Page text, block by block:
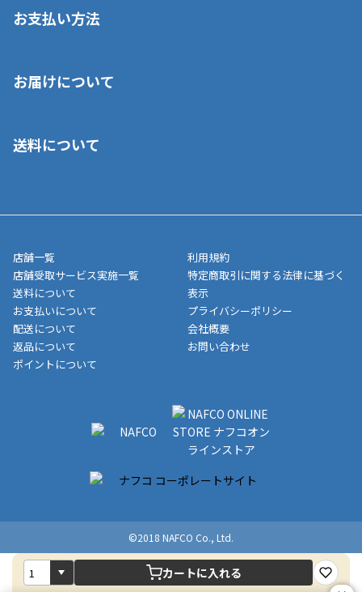
カートに入れる
お支払い方法
いいただくことはできません。ご了承ください。
■代金引換(代引)※手数料がかかります
■商品によっては一部決済方法が使用できない場合がございま
す。
お届けについて
ご注文が確認出来次第、1～4営業日に発送いたします。「お取り
業日にてお引渡しとなります。(離島などの場合、例外もあります)
メーカー直送品など一部商品については、その他商品との購入に
制限がかかる場合がございます。また発送日についても、通常と
異なる場合がございます。対象商品の説明ページをご確認くださ
い。
■店舗受取をご選択いただいた場合
ご注文が確認出来次第、お受取される店舗在庫を使用してご準備
をさせていただきます。店舗に在庫がない場合は店舗よりお取り
いただく場合がございます。店舗準備でのお渡しとなる為、商品
のみの受け渡しとなります。（箱や納品書は付属しておりませ
ん）店舗で準備が出来次第、メールにてご連絡させていただきま
送料について
店舗一覧
店舗受取サービス実施一覧
送料について
お支払いについて
配送について
返品について
ポイントについて
利用規約
特定商取引に関する法律に基づく
表示
プライバシーポリシー
会社概要
お問い合わせ
©2018 NAFCO Co., Ltd.